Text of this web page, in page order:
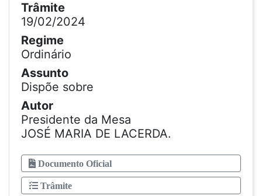
Trâmite
19/02/2024
Regime
Ordinário
Assunto
Dispõe sobre
Autor
Presidente da Mesa
JOSÉ MARIA DE LACERDA.
Documento Oficial
Trâmite